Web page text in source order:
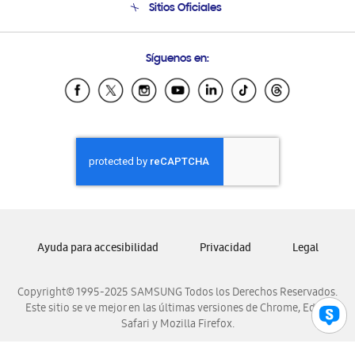
Condiciones de Compra
Soporte vía eMail
Sitios Oficiales
Samsung Ecuador
Samsung El Salvador
Samsung Honduras
Samsung Nicaragua
Samsung Panamá
Samsung Venezuela
Síguenos en:
Copyright© 1995-2025 SAMSUNG Todos los Derechos Reservados.
Este sitio se ve mejor en las últimas versiones de Chrome, Edge,
Safari y Mozilla Firefox.
Ayuda para accesibilidad Privacidad Legal